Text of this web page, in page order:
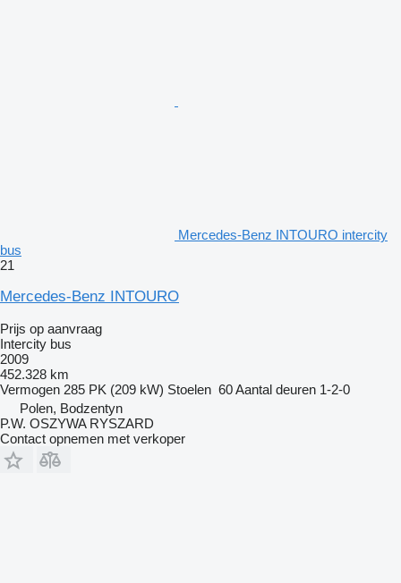
Mercedes-Benz INTOURO intercity
bus
21
Mercedes-Benz INTOURO
Prijs op aanvraag
Intercity bus
2009
452.328 km
Vermogen 285 PK (209 kW) Stoelen 60Aantal deuren 1-2-0
Polen, Bodzentyn
P.W. OSZYWA RYSZARD
Contact opnemen met verkoper